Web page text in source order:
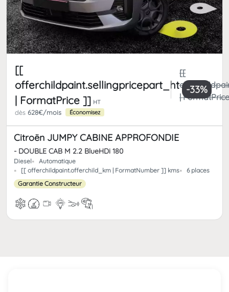
[[
offerchildpaint.sellingpricepart_ht
| FormatPrice ]] HT
[[
|
dès 628€/mois Économisez
-33%
Citroën JUMPY CABINE APPROFONDIE
- DOUBLE CAB M 2.2 BlueHDi 180
Diesel
Automatique
[[ offerchildpaint.offerchild_km | FormatNumber ]] kms
6 places
Garantie Constructeur